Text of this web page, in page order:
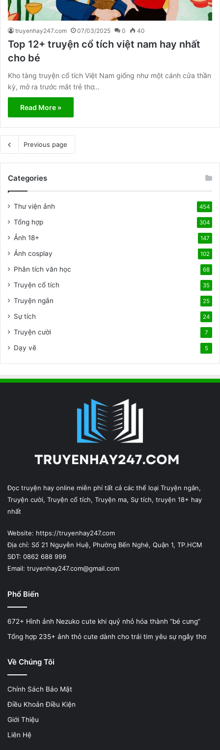
truyenhay247.com 07/03/2025 0 40
Top 12+ truyện cổ tích việt nam hay nhất
cho bé
Kho tàng truyện cổ tích Việt Nam giống như một cánh cửa thần
kỳ, mở ra trước mắt trẻ thơ…
Read More »
Previous page
Categories
Thư viện ảnh 454
Tổng hợp 304
Ảnh 18+ 147
Ảnh cosplay 102
Phân tích văn học 68
Truyện cổ tích 35
Truyện ngắn 25
Sự tích 24
Truyện cười 7
Dạy vẽ 5
Đọc truyện hay online miễn phí tất cả các thể loại Truyện ngắn,
Truyện cười, Truyện cổ tích, Truyện ma, Sự tích, truyện 18+ hay
nhất
Website: https://truyenhay247.com
Địa chỉ: Số 21 Nguyễn Huệ, Phường Bến Nghé, Quận 1, TP.HCM
SĐT: 0862 688 999
Email: truyenhay247.com@gmail.com
Phổ Biến
672+ Hình ảnh Nezuko cute khi quỷ nhỏ hóa thành “bé cưng”
Tổng hợp 235+ ảnh thỏ cute dành cho trái tim yêu sự ngây thơ
Về Chúng Tôi
Chính Sách Bảo Mật
Điều Khoản Điều Kiện
Giới Thiệu
Liên Hệ